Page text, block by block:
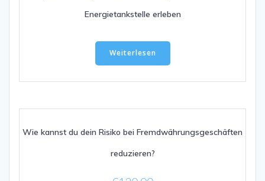
Energietankstelle erleben
Weiterlesen
Wie kannst du dein Risiko bei Fremdwährungsgeschäften
reduzieren?